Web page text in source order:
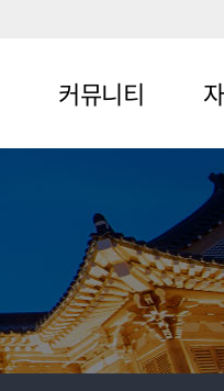
커뮤니티
교외취업프로그램
Q&A
진로/취업 동아리
서
취
블
기
자료